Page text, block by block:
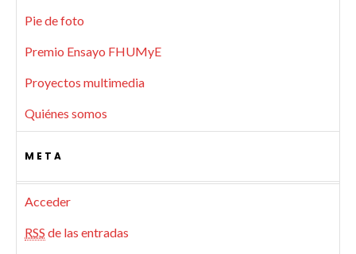
Pie de foto
Premio Ensayo FHUMyE
Proyectos multimedia
Quiénes somos
META
Acceder
RSS de las entradas